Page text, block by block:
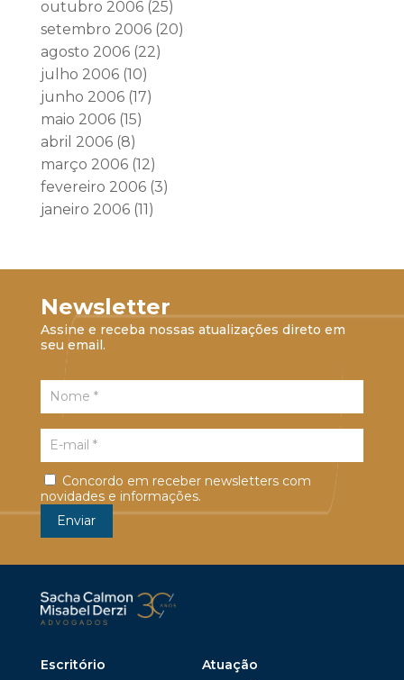
outubro 2006(25)
setembro 2006(20)
agosto 2006(22)
julho 2006(10)
junho 2006(17)
maio 2006(15)
abril 2006(8)
março 2006(12)
fevereiro 2006(3)
janeiro 2006(11)
Newsletter
Assine e receba nossas atualizações direto em
seu email.
Concordo em receber newsletters com
novidades e informações.
Escritório
Atuação